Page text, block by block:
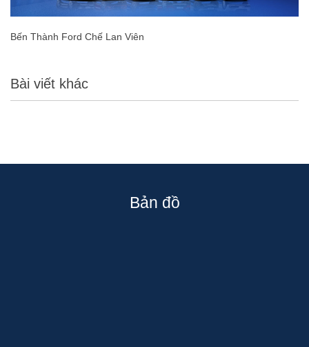
Bến Thành Ford Chế Lan Viên
Bài viết khác
Bản đồ